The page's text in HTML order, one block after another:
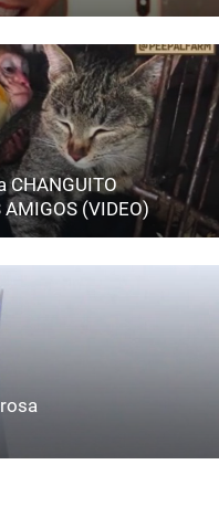
CHANGUITO
(VIDEO)